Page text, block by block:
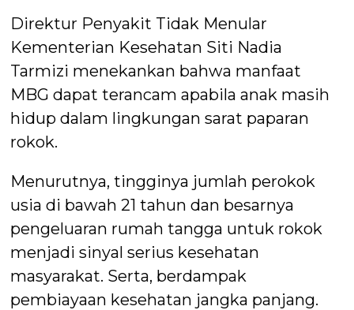
Direktur Penyakit Tidak Menular
Kementerian Kesehatan Siti Nadia
Tarmizi menekankan bahwa manfaat
MBG dapat terancam apabila anak masih
hidup dalam lingkungan sarat paparan
rokok.
Menurutnya, tingginya jumlah perokok
usia di bawah 21 tahun dan besarnya
pengeluaran rumah tangga untuk rokok
menjadi sinyal serius kesehatan
masyarakat. Serta, berdampak
pembiayaan kesehatan jangka panjang.